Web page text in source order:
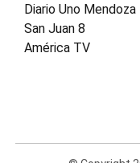
Diario Uno Mendoza
San Juan 8
América TV